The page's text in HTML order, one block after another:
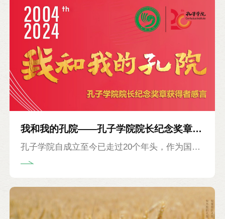
流的孔院人。
我和我的孔院——孔子学院院长纪念奖章获
得者感言
孔子学院自成立至今已走过20个年头，作为国际
中文教育的龙头品牌，如今取得的突出成绩，汇
聚着先行者的荣光，承载着“孔院人”的梦想。全
体孔院人殚精竭虑，忘我奉献。诸多中外方院长
积极投身孔子学院事业，长期深耕孔院发展一